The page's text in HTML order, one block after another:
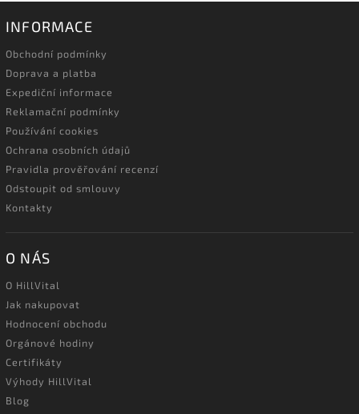
INFORMACE
Obchodní podmínky
Doprava a platba
Expediční informace
Reklamační podmínky
Používání cookies
Ochrana osobních údajů
Pravidla prověřování recenzí
Odstoupit od smlouvy
Kontakty
O NÁS
O HillVital
Jak nakupovat
Hodnocení obchodu
Orgánové hodiny
Certifikáty
Výhody HillVital
Blog